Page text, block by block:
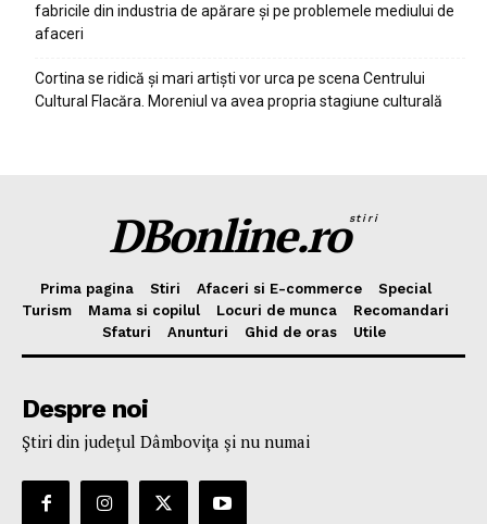
fabricile din industria de apărare și pe problemele mediului de
afaceri
Cortina se ridică și mari artiști vor urca pe scena Centrului
Cultural Flacăra. Moreniul va avea propria stagiune culturală
DBonline.rostiri
Prima pagina Stiri Afaceri si E-commerce
Special
Turism
Mama si copilul Locuri de munca
Recomandari
Sfaturi
Anunturi Ghid de oras Utile
Despre noi
Ştiri din judeţul Dâmboviţa şi nu numai